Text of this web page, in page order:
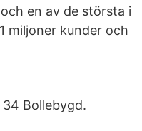
en av de största i
miljoner kunder och
Bollebygd.